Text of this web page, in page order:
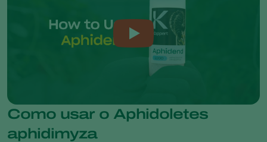
Como usar o Aphidoletes
aphidimyza